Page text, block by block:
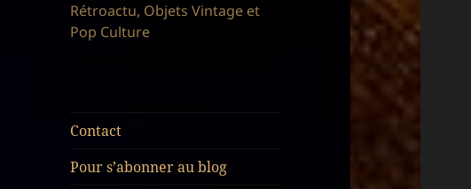
Rétroactu, Objets Vintage et
Pop Culture
Contact
Pour s’abonner au blog